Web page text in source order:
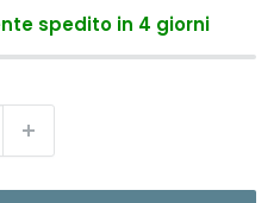
spedito in 4 giorni